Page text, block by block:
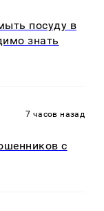
посуду в
знать
7 часов назад
с